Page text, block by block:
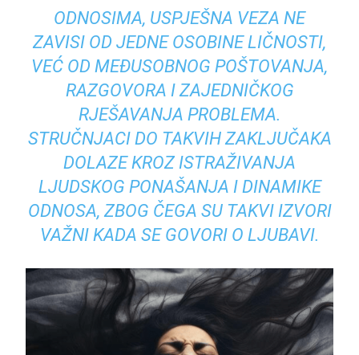
ODNOSIMA, USPJEŠNA VEZA NE
ZAVISI OD JEDNE OSOBINE LIČNOSTI,
VEĆ OD MEĐUSOBNOG POŠTOVANJA,
RAZGOVORA I ZAJEDNIČKOG
RJEŠAVANJA PROBLEMA.
STRUČNJACI DO TAKVIH ZAKLJUČAKA
DOLAZE KROZ ISTRAŽIVANJA
LJUDSKOG PONAŠANJA I DINAMIKE
ODNOSA, ZBOG ČEGA SU TAKVI IZVORI
VAŽNI KADA SE GOVORI O LJUBAVI.